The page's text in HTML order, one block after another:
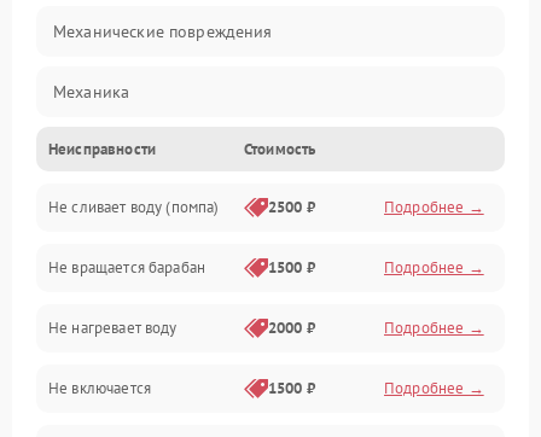
Механические повреждения
Механика
Электропитание
Водоснабжение
Слив
Программное обеспечение
Неисправности Стоимость
Не сливает воду (помпа) 2500 ₽ Подробнее →
Не вращается барабан 1500 ₽ Подробнее →
Не нагревает воду 2000 ₽ Подробнее →
Не включается 1500 ₽ Подробнее →